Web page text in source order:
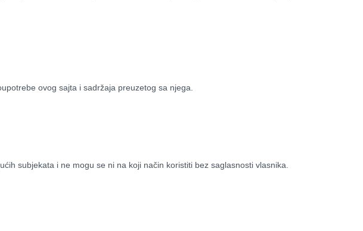
ovog sajta i sadržaja preuzetog sa njega.
subjekata i ne mogu se ni na koji način koristiti bez saglasnosti vlasnika.